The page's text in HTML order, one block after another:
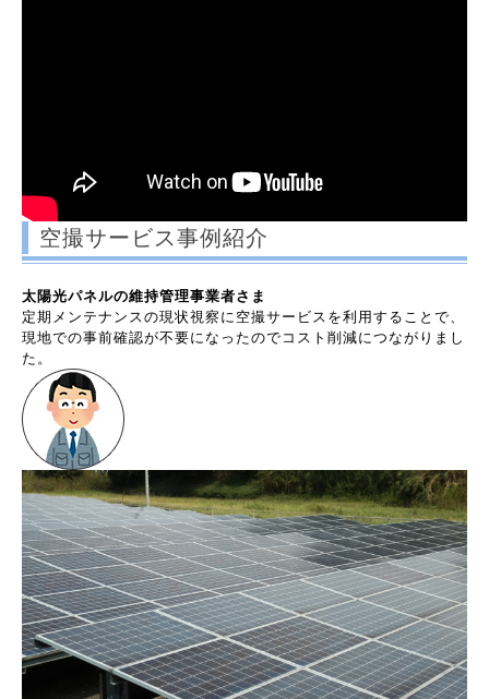
空撮サービス事例紹介
太陽光パネルの維持管理事業者さま
定期メンテナンスの現状視察に空撮サービスを利用することで、
現地での事前確認が不要になったのでコスト削減につながりまし
た。